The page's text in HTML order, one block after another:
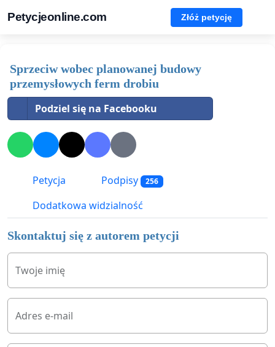
Petycjeonline.com Złóż petycję
Sprzeciw wobec planowanej budowy
przemysłowych ferm drobiu
Podziel się na Facebooku
Petycja Podpisy 256
Dodatkowa widzialność
Skontaktuj się z autorem petycji
Twoje imię
Adres e-mail